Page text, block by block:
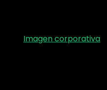
Imagen corporativa